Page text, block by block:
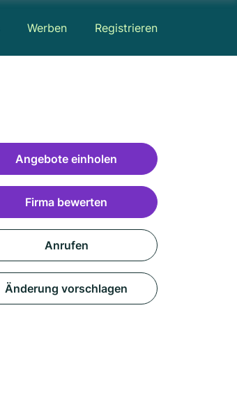
Werben Registrieren
Angebote einholen
Firma bewerten
Anrufen
Änderung vorschlagen